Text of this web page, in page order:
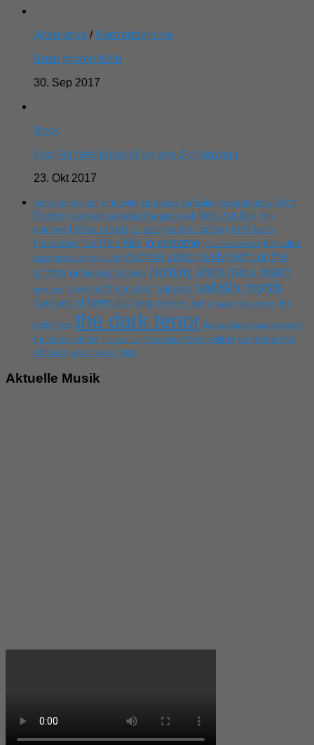
Alternative / Konzertberichte
Bush rocken Köln
30. Sep 2017
Rock
Foo Fighters lassen Fan ans Schlagzeug
23. Okt 2017
Alex Christensen alphaville andreas gabalier Apocalyptica Arch
Enemy avenged sevenfold beatrice egli ben zucker billy
andrews böhse onkelz DJ Bobo electric callboy emil bulls
Halestorm Ice Nine Kills in extremo johannes oerding kim wilde
kissin dynamite limp bizkit michael patrick kelly night of the
proms Nothing But Thieves Nothing More papa roach
peter fox powerwolf Rockharz Sabaton saltatio mortis
Santiano silbermond sing meinen song smash into pieces the
boss hoss the dark tenor the dark tenor konzertbericht
the hirsch effekt the rasmus Tokio Hotel tom gaebel vanessa mai
volbeat wincent weiss wirtz
Aktuelle Musik